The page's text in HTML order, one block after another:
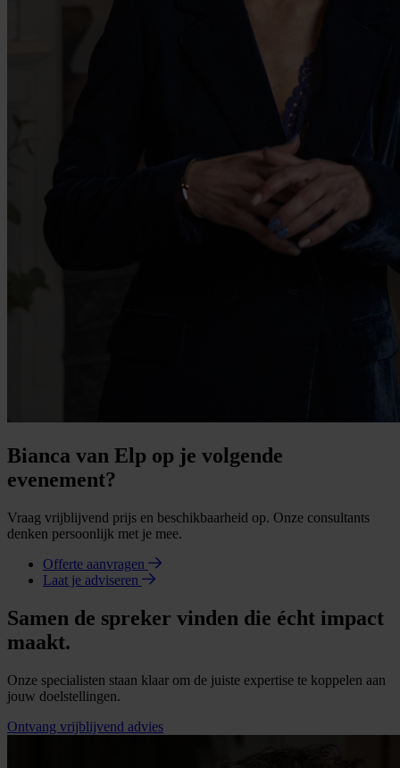
Bianca van Elp op je volgende
evenement?
Vraag vrijblijvend prijs en beschikbaarheid op. Onze consultants
denken persoonlijk met je mee.
Offerte aanvragen
Laat je adviseren
Samen de spreker vinden die écht impact
maakt.
Onze specialisten staan klaar om de juiste expertise te koppelen aan
jouw doelstellingen.
Ontvang vrijblijvend advies